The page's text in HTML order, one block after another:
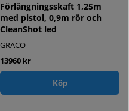
Förlängningsskaft 1,25m
med pistol, 0,9m rör och
CleanShot led
GRACO
13960 kr
Köp